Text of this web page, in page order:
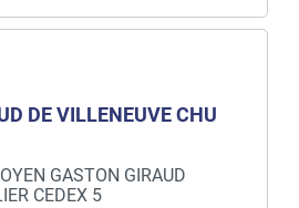
DE VILLENEUVE CHU
GASTON GIRAUD
CEDEX 5